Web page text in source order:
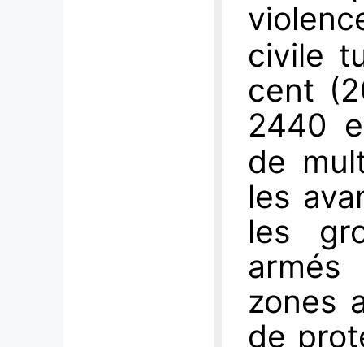
civile
cent
2440
de
les
les
zones
de